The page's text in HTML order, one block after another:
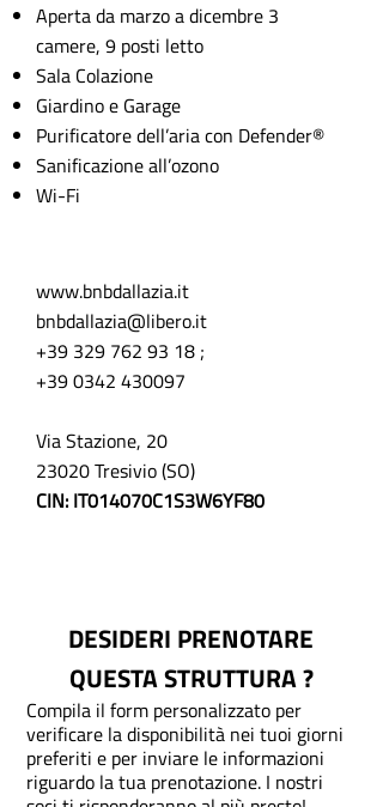
Aperta da marzo a dicembre 3
camere, 9 posti letto
Sala Colazione
Giardino e Garage
Purificatore dell’aria con Defender®
Sanificazione all’ozono
Wi-Fi
www.bnbdallazia.it
bnbdallazia@libero.it
+39 329 762 93 18 ;
+39 0342 430097
Via Stazione, 20
23020 Tresivio (SO)
CIN: IT014070C1S3W6YF80
DESIDERI PRENOTARE
QUESTA STRUTTURA ?
Compila il form personalizzato per
verificare la disponibilità nei tuoi giorni
preferiti e per inviare le informazioni
riguardo la tua prenotazione. I nostri